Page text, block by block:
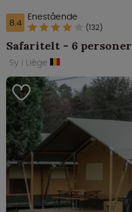
8.4 Enestående
(132)
Safaritelt - 6 personer
Sy i Liège